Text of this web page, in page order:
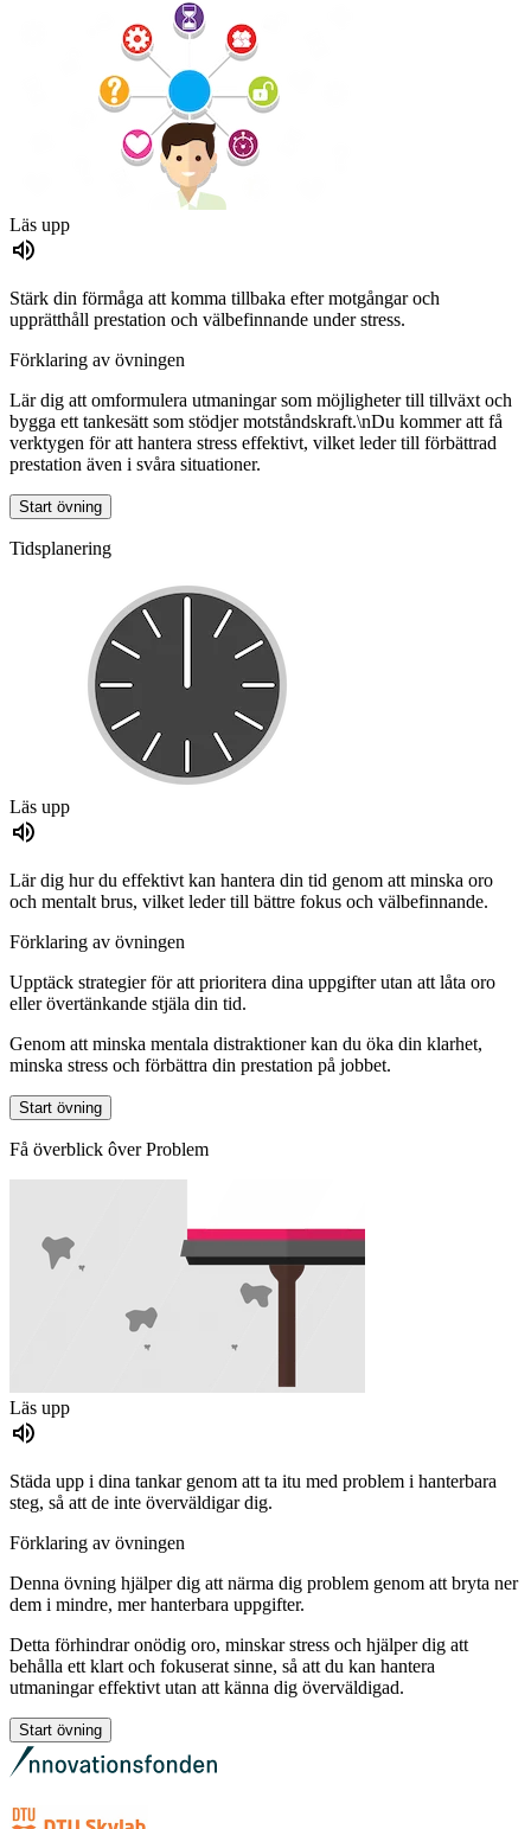
Läs upp
Stärk din förmåga att komma tillbaka efter motgångar och
upprätthåll prestation och välbefinnande under stress.
Förklaring av övningen
Lär dig att omformulera utmaningar som möjligheter till tillväxt och
bygga ett tankesätt som stödjer motståndskraft.\nDu kommer att få
verktygen för att hantera stress effektivt, vilket leder till förbättrad
prestation även i svåra situationer.
Start övning
Tidsplanering
Läs upp
Lär dig hur du effektivt kan hantera din tid genom att minska oro
och mentalt brus, vilket leder till bättre fokus och välbefinnande.
Förklaring av övningen
Upptäck strategier för att prioritera dina uppgifter utan att låta oro
eller övertänkande stjäla din tid.
Genom att minska mentala distraktioner kan du öka din klarhet,
minska stress och förbättra din prestation på jobbet.
Start övning
Få överblick ôver Problem
Läs upp
Städa upp i dina tankar genom att ta itu med problem i hanterbara
steg, så att de inte överväldigar dig.
Förklaring av övningen
Denna övning hjälper dig att närma dig problem genom att bryta ner
dem i mindre, mer hanterbara uppgifter.
Detta förhindrar onödig oro, minskar stress och hjälper dig att
behålla ett klart och fokuserat sinne, så att du kan hantera
utmaningar effektivt utan att känna dig överväldigad.
Start övning